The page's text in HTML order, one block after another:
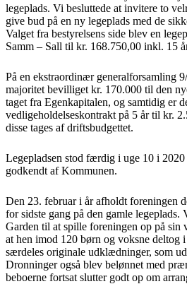
legeplads. Vi besluttede at invitere to
give bud på en ny legeplads med de
Valget fra bestyrelsens side blev en
Samm – Sall til kr. 168.750,00 inkl. 15
På en ekstraordinær generalforsamling
majoritet bevilliget kr. 170.000 til den
taget fra Egenkapitalen, og samtidig er
vedligeholdelseskontrakt på 5 år til kr.
disse tages af driftsbudgettet.
Legepladsen stod færdig i uge 10 i
godkendt af Kommunen.
Den 23. februar i år afholdt foreningen
for sidste gang på den gamle
Garden til at spille foreningen op på sin
at hen imod 120 børn og voksne deltog i
særdeles originale udklædninger, som
Dronninger også blev belønnet med
beboerne fortsat slutter godt op om